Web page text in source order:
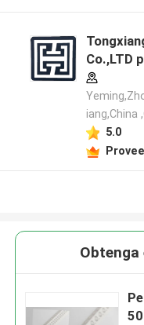
Co.,LTD
iang,China
5.0
Obtenga